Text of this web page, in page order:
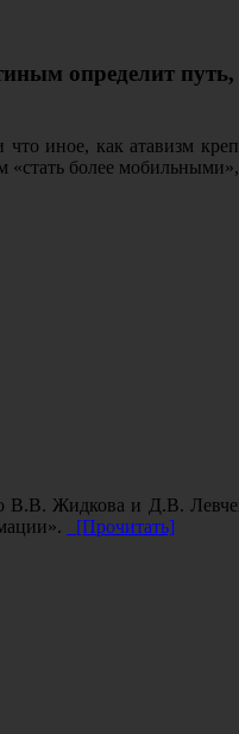
определит путь,
иное, как атавизм
более мобильными»,
Жидкова и Д.В.
[Прочитать]